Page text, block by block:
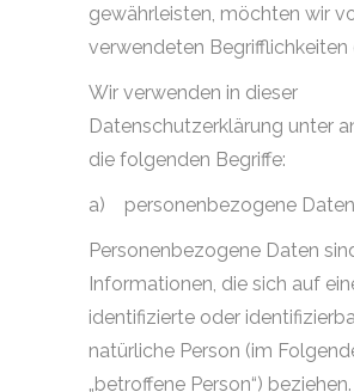
gewährleisten, möchten wir
verwendeten Begrifflichkeiten
Wir verwenden in dieser
Datenschutzerklärung unter
die folgenden Begriffe:
a)
personenbezogene Daten
Personenbezogene Daten
Informationen, die sich auf
identifizierte oder
natürliche Person (im
„betroffene Person“)